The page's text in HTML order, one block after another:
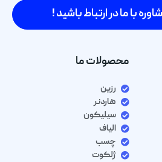
با ما در ارتباط باشید !
محصولات ما
رزین
هاردنر
سیلیکون
الیاف
چسب
ژلکوت